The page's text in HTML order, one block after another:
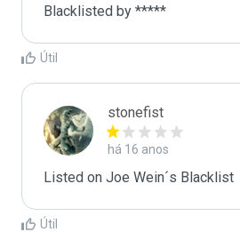
Blacklisted by *****
Útil
stonefist
há 16 anos
Listed on Joe Wein´s Blacklist
Útil